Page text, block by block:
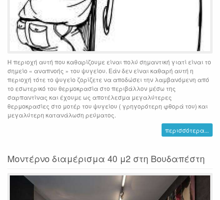
Η περιοχή αυτή που καθαρίζουμε είναι πολύ σημαντική γιατί είναι το
σημείο « αναπνοής » του ψυγείου. Εάν δεν είναι καθαρή αυτή η
περιοχή τότε το ψυγείο ζορίζετε να αποδώσει την λαμβανόμενη από
το εσωτερικό του θερμοκρασία στο περιβάλλον μέσω της
σαρπαντίνας και έχουμε ως αποτέλεσμα μεγαλύτερες
θερμοκρασίες στο μοτέρ του ψυγείου ( γρηγορότερη φθορά του) και
μεγαλύτερη κατανάλωση ρεύματος.
περισσότερα...
Μοντέρνο διαμέρισμα 40 μ2 στη Βουδαπέστη